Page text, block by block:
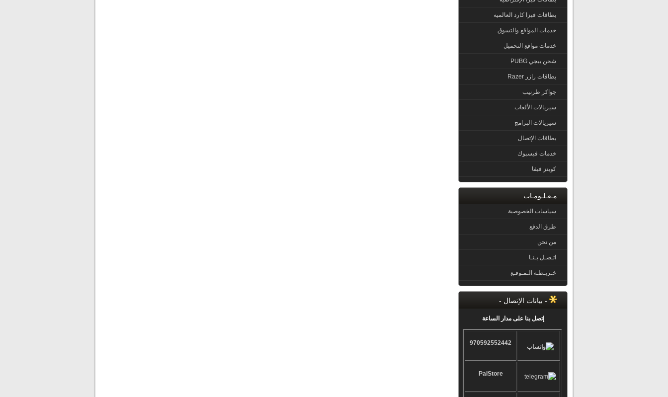
بطاقات فيزا كارد العالميه
خدمات المواقع والتسوق
خدمات مواقع التحميل
شحن ببجي PUBG
بطاقات رازر Razer
جواكر طرنيب
سيريالات الألعاب
سيريالات البرامج
بطاقات الإتصال
خدمات فيسبوك
كوينز فيفا
مـعـلـومـات
سياسات الخصوصية
طرق الدفع
من نحن
اتـصـل بـنـا
خـريـطـة الـمـوقـع
- بيانات الإتصال -
إتصل بنا على مدار الساعة
970592552442
PalStore